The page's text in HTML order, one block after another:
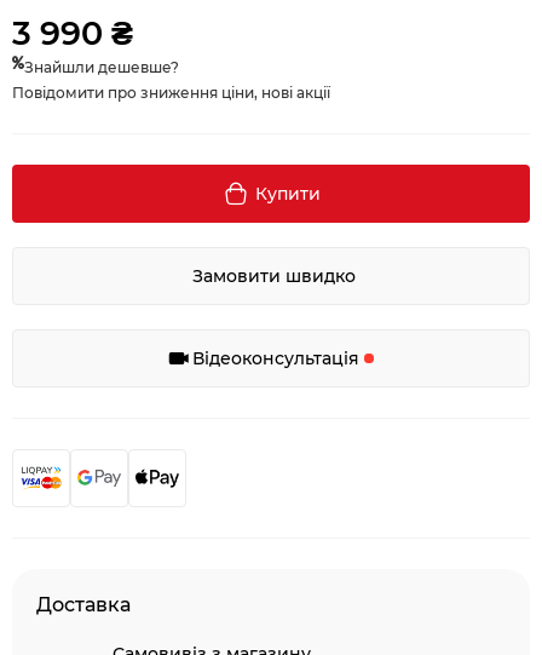
3 990 ₴
Знайшли дешевше?
Повідомити про зниження ціни, нові акції
Купити
Замовити швидко
Відеоконсультація
Доставка